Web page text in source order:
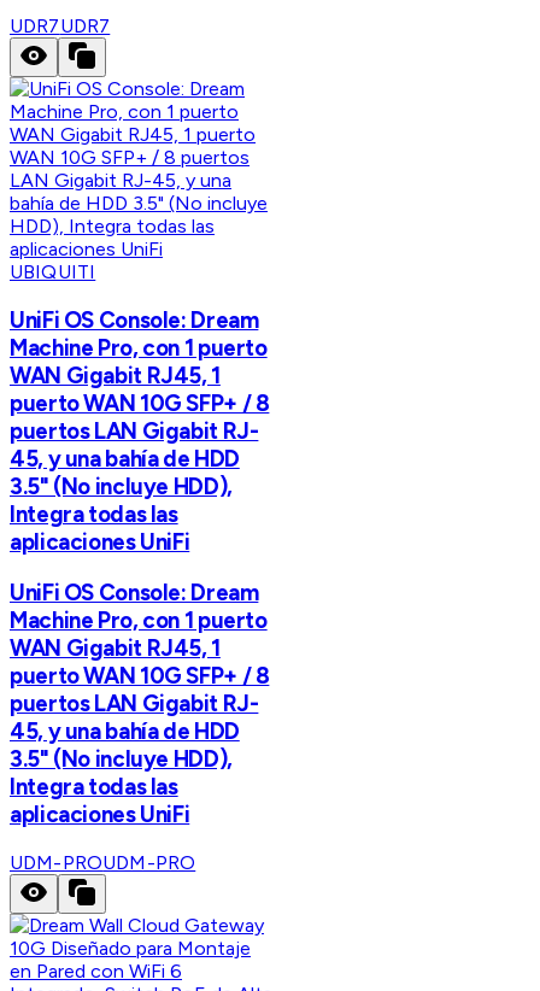
UDR7UDR7
UBIQUITI
UniFi OS Console: Dream
Machine Pro, con 1 puerto
WAN Gigabit RJ45, 1
puerto WAN 10G SFP+ / 8
puertos LAN Gigabit RJ-
45, y una bahía de HDD
3.5" (No incluye HDD),
Integra todas las
aplicaciones UniFi
UniFi OS Console: Dream
Machine Pro, con 1 puerto
WAN Gigabit RJ45, 1
puerto WAN 10G SFP+ / 8
puertos LAN Gigabit RJ-
45, y una bahía de HDD
3.5" (No incluye HDD),
Integra todas las
aplicaciones UniFi
UDM-PROUDM-PRO